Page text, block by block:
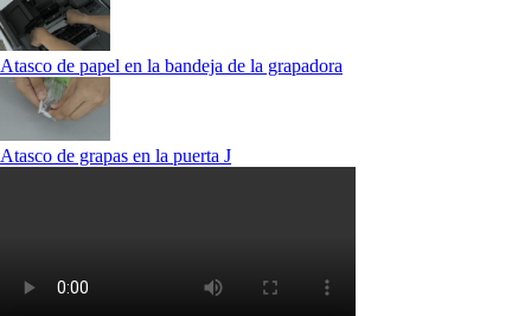
Atasco de papel en la bandeja de la grapadora
Atasco de grapas en la puerta J